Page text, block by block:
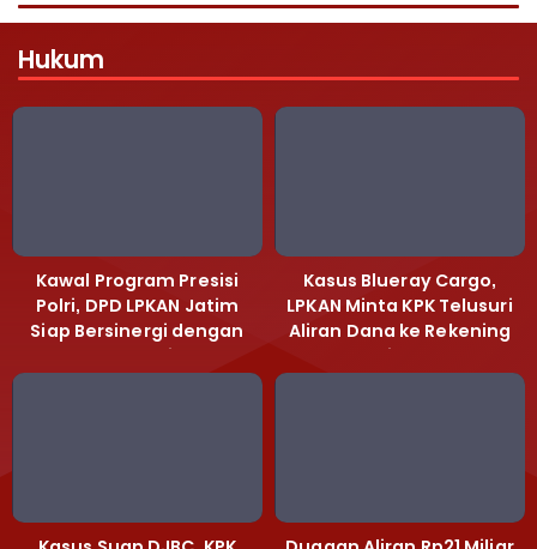
Hukum
Kawal Program Presisi
Polri, DPD LPKAN Jatim
Siap Bersinergi dengan
Polda Jatim
Kasus Blueray Cargo,
LPKAN Minta KPK Telusuri
Aliran Dana ke Rekening
Heri Black